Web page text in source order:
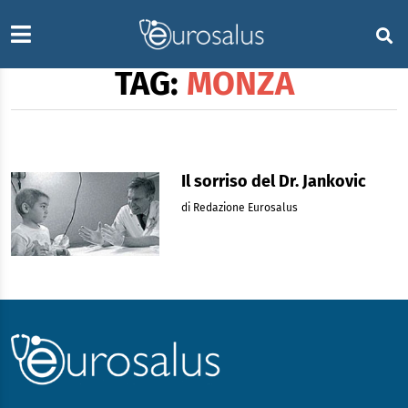
TAG: MONZA
Il sorriso del Dr. Jankovic
di Redazione Eurosalus